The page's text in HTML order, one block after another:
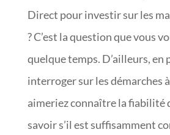
Direct pour investir sur les
? C’est la question que vous
quelque temps. D’ailleurs, en
interroger sur les démarches
aimeriez connaître la fiabilité
savoir s’il est suffisamment